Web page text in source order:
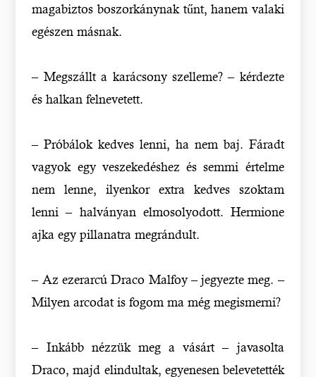
magabiztos boszorkánynak tűnt, hanem valaki
egészen másnak.
– Megszállt a karácsony szelleme? – kérdezte
és halkan felnevetett.
– Próbálok kedves lenni, ha nem baj. Fáradt
vagyok egy veszekedéshez és semmi értelme
nem lenne, ilyenkor extra kedves szoktam
lenni – halványan elmosolyodott. Hermione
ajka egy pillanatra megrándult.
– Az ezerarcú Draco Malfoy – jegyezte meg. –
Milyen arcodat is fogom ma még megismerni?
– Inkább nézzük meg a vásárt – javasolta
Draco, majd elindultak, egyenesen belevetették